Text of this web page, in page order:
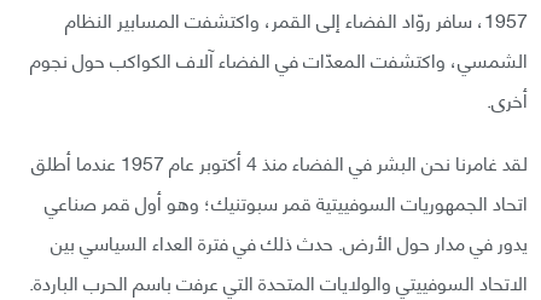
1957، سافر روّاد الفضاء إلى القمر، واكتشفت المسابير النظام
الشمسي، واكتشفت المعدّات في الفضاء آلاف الكواكب حول نجوم
أخرى.
لقد غامرنا نحن البشر في الفضاء منذ 4 أكتوبر عام 1957 عندما أطلق
اتحاد الجمهوريات السوفييتية قمر سبوتنيك؛ وهو أول قمر صناعي
يدور في مدار حول الأرض. حدث ذلك في فترة العداء السياسي بين
الاتحاد السوفييتي والولايات المتحدة التي عرفت باسم الحرب الباردة.